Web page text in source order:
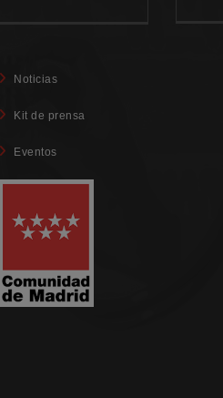
Noticias
Kit de prensa
Eventos